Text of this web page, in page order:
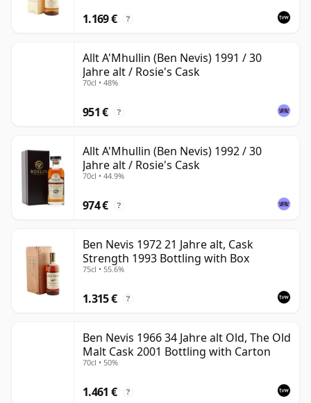
1.169 € ?
Allt A'Mhullin (Ben Nevis) 1991 / 30
Jahre alt / Rosie's Cask
70cl • 48%
951 € ?
Allt A'Mhullin (Ben Nevis) 1992 / 30
Jahre alt / Rosie's Cask
70cl • 44.9%
974 € ?
Ben Nevis 1972 21 Jahre alt, Cask
Strength 1993 Bottling with Box
75cl • 55.6%
1.315 € ?
Ben Nevis 1966 34 Jahre alt Old, The Old
Malt Cask 2001 Bottling with Carton
70cl • 50%
1.461 € ?